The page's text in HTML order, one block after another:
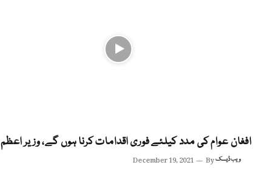
افغان عوام کی مدد کیلئے فوری اقدامات کرنا ہوں گے، وزیر اعظم
December 19, 2021 Byویب ڈیسک